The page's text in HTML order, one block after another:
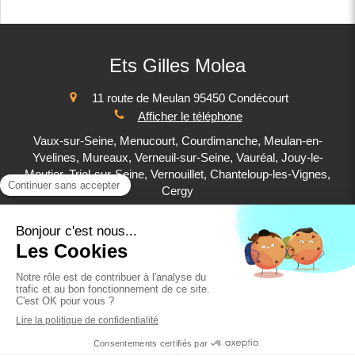
Ets Gilles Molea
11 route de Meulan 95450 Condécourt
Afficher le téléphone
Vaux-sur-Seine, Menucourt, Courdimanche, Meulan-en-
Yvelines, Mureaux, Verneuil-sur-Seine, Vauréal, Jouy-le-
Moutier, Triel-sur-Seine, Vernouillet, Chanteloup-les-Vignes,
Cergy
©2019 Ets Gilles Molea - Plomberie, Chauffage
Création et référencement du site par Simplébo
Ce site a été proposé par la
CAPEB